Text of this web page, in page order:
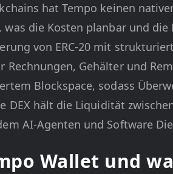
hat Tempo keinen
was die Kosten planbar und
von ERC-20 mit
Rechnungen, Gehälter und
Blockspace, sodass
DEX hält die Liquidität
AI-Agenten und Software
Wallet und